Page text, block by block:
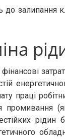
залипання
праці
промивання
рідин